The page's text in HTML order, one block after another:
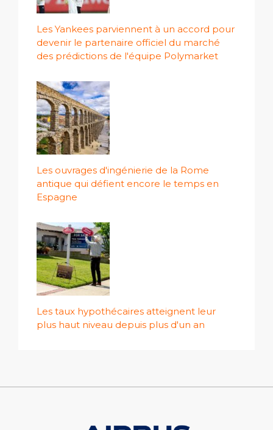
Les Yankees parviennent à un accord pour
devenir le partenaire officiel du marché
des prédictions de l'équipe Polymarket
Les ouvrages d'ingénierie de la Rome
antique qui défient encore le temps en
Espagne
Les taux hypothécaires atteignent leur
plus haut niveau depuis plus d'un an